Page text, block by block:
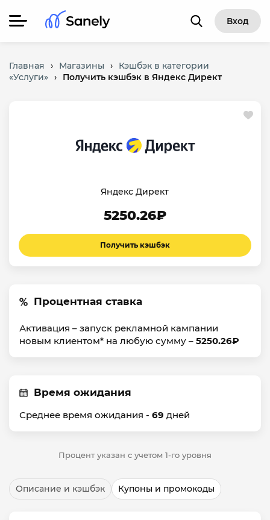
Вход
Главная › Магазины ›
Кэшбэк в категории
«Услуги» › Получить кэшбэк в Яндекс Директ
Яндекс Директ
5250.26₽
Получить кэшбэк
Процентная ставка
Активация – запуск рекламной кампании
новым клиентом* на любую сумму – 5250.26₽
Время ожидания
Среднее время ожидания - 69 дней
Процент указан с учетом 1-го уровня
Описание и кэшбэк Купоны и промокоды